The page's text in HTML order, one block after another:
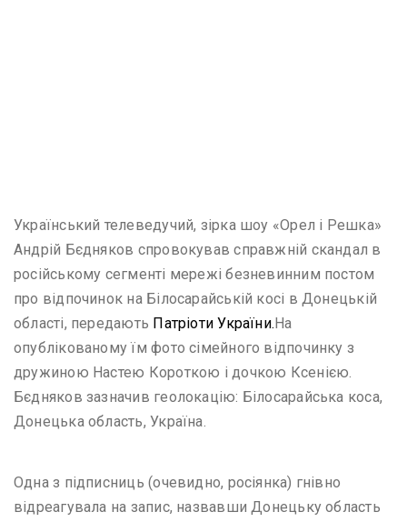
Український телеведучий, зірка шоу «Орел і Решка»
Андрій Бєдняков спровокував справжній скандал в
російському сегменті мережі безневинним постом
про відпочинок на Білосарайській косі в Донецькій
області, передають Патріоти України.На
опублікованому їм фото сімейного відпочинку з
дружиною Настею Короткою і дочкою Ксенією.
Бєдняков зазначив геолокацію: Білосарайська коса,
Донецька область, Україна.
Одна з підписниць (очевидно, росіянка) гнівно
відреагувала на запис, назвавши Донецьку область